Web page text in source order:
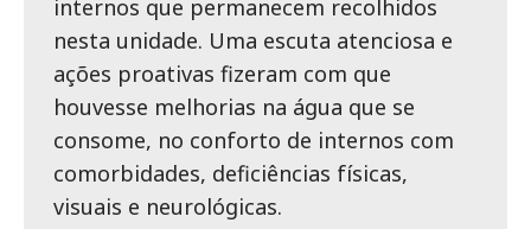
internos que permanecem recolhidos
nesta unidade. Uma escuta atenciosa e
ações proativas fizeram com que
houvesse melhorias na água que se
consome, no conforto de internos com
comorbidades, deficiências físicas,
visuais e neurológicas.